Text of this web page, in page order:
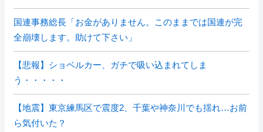
国連事務総長「お金がありません。このままでは国連が完
全崩壊します。助けて下さい」
【悲報】ショベルカー、ガチで吸い込まれてしま
う・・・・・
【地震】東京練馬区で震度2、千葉や神奈川でも揺れ…お前
ら気付いた？